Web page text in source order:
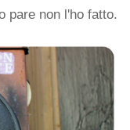
pare non l'ho fatto.